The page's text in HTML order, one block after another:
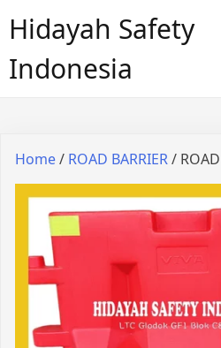
Hidayah Safety
Indonesia
Home/ ROAD BARRIER/